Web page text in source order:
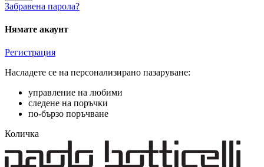
Забравена парола?
Нямате акаунт
Регистрация
Насладете се на персонализирано пазаруване:
управление на любими
следене на поръчки
по-бързо поръчване
Количка